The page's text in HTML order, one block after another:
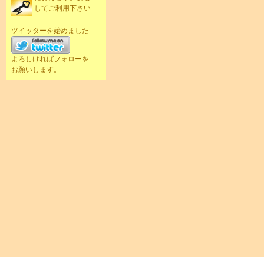
してご利用下さい
ツイッターを始めました
よろしければフォローを
お願いします。